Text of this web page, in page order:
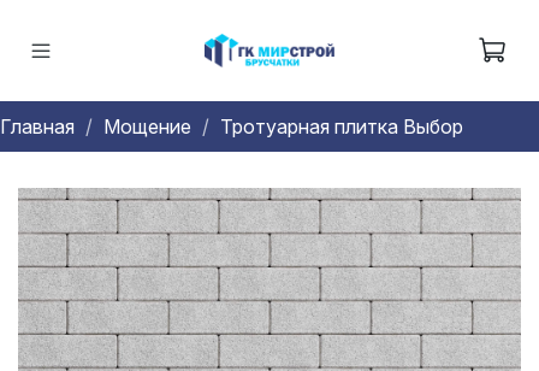
Главная Мощение Тротуарная плитка Выбор